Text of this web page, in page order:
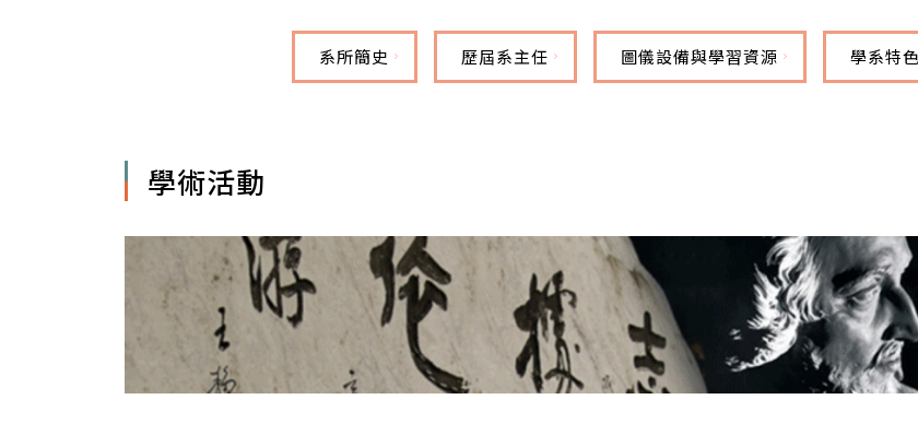
系所簡史 歷屆系主任 圖儀設備與學習資源 學系特
學術活動